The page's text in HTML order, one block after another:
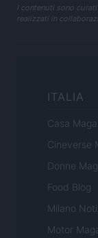
I contenuti sono
realizzati in
ITALIA
Casa
Cineverse
Donne
Food Blog
Milano
Motor